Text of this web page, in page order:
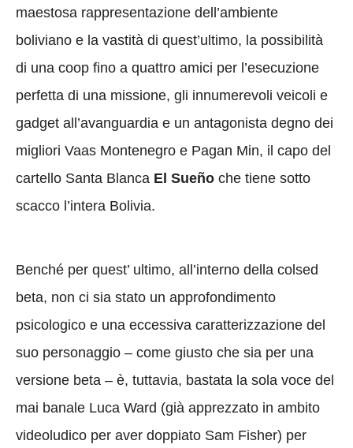
maestosa rappresentazione dell’ambiente
boliviano e la vastità di quest’ultimo, la possibilità
di una coop fino a quattro amici per l’esecuzione
perfetta di una missione, gli innumerevoli veicoli e
gadget all’avanguardia e un antagonista degno dei
migliori Vaas Montenegro e Pagan Min, il capo del
cartello Santa Blanca El Sueño che tiene sotto
scacco l’intera Bolivia.
Benché per quest’ ultimo, all’interno della colsed
beta, non ci sia stato un approfondimento
psicologico e una eccessiva caratterizzazione del
suo personaggio – come giusto che sia per una
versione beta – è, tuttavia, bastata la sola voce del
mai banale Luca Ward (già apprezzato in ambito
videoludico per aver doppiato Sam Fisher) per